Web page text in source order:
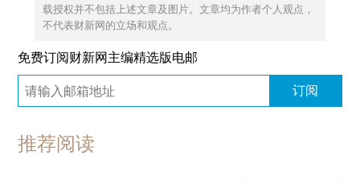
载授权并不包括上述文章及图片。文章均为作者个人观点，
不代表财新网的立场和观点。
免费订阅财新网主编精选版电邮
订阅
推荐阅读